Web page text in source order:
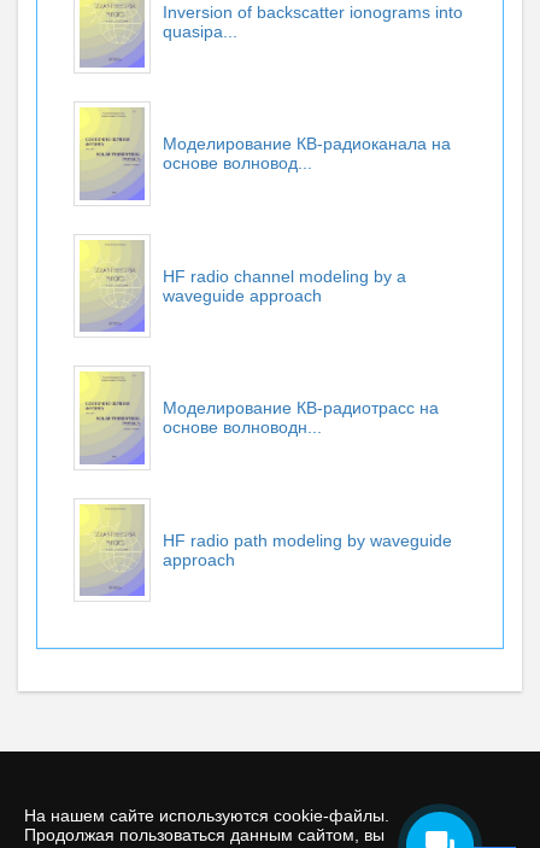
На нашем сайте используются cookie-файлы.
Продолжая пользоваться данным сайтом, вы
Inversion of backscatter ionograms into
quasipa...
Моделирование КВ-радиоканала на
основе волновод...
HF radio channel modeling by a
waveguide approach
Моделирование КВ-радиотрасс на
основе волноводн...
HF radio path modeling by waveguide
approach